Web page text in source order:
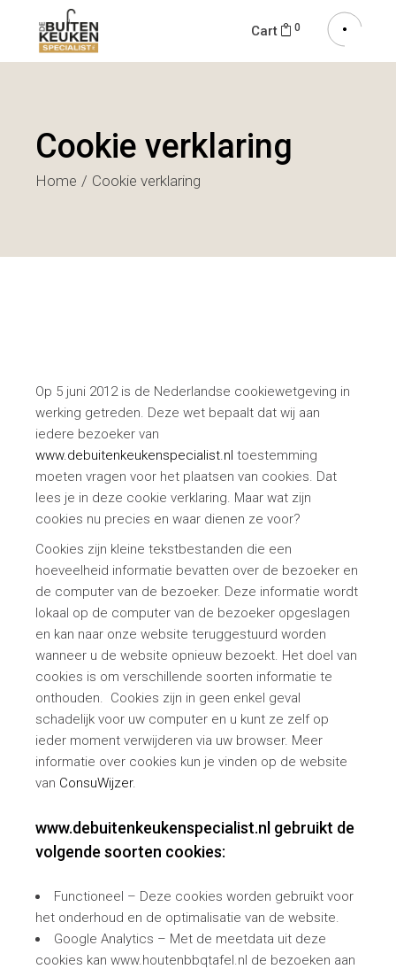
Cart 0
Cookie verklaring
Home Cookie verklaring
Op 5 juni 2012 is de Nederlandse cookiewetgeving in
werking getreden. Deze wet bepaalt dat wij aan
iedere bezoeker van
www.debuitenkeukenspecialist.nl toestemming
moeten vragen voor het plaatsen van cookies. Dat
lees je in deze cookie verklaring. Maar wat zijn
cookies nu precies en waar dienen ze voor?
Cookies zijn kleine tekstbestanden die een
hoeveelheid informatie bevatten over de bezoeker en
de computer van de bezoeker. Deze informatie wordt
lokaal op de computer van de bezoeker opgeslagen
en kan naar onze website teruggestuurd worden
wanneer u de website opnieuw bezoekt. Het doel van
cookies is om verschillende soorten informatie te
onthouden. Cookies zijn in geen enkel geval
schadelijk voor uw computer en u kunt ze zelf op
ieder moment verwijderen via uw browser. Meer
informatie over cookies kun je vinden op de website
van ConsuWijzer.
www.debuitenkeukenspecialist.nl gebruikt de
volgende soorten cookies:
Functioneel – Deze cookies worden gebruikt voor
het onderhoud en de optimalisatie van de website.
Google Analytics – Met de meetdata uit deze
cookies kan www.houtenbbqtafel.nl de bezoeken aan